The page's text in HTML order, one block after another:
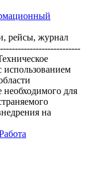
рейсы, журнал
использованием
необходимого для
на